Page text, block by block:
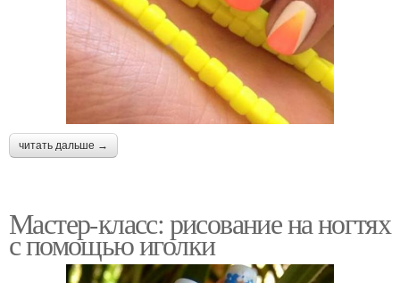
читать дальше →
Мастер-класс: рисование на ногтях
с помощью иголки